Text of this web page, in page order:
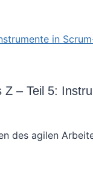
– Teil 5:
des agilen